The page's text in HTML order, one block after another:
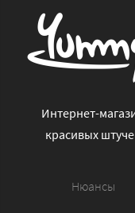
Интернет-
красивых
Нюансы